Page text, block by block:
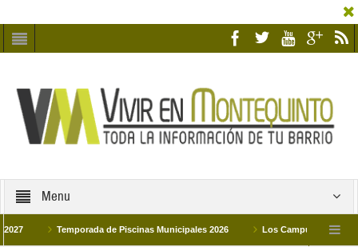
Menu
Temporada de Piscinas Municipales 2026 Los Campus de